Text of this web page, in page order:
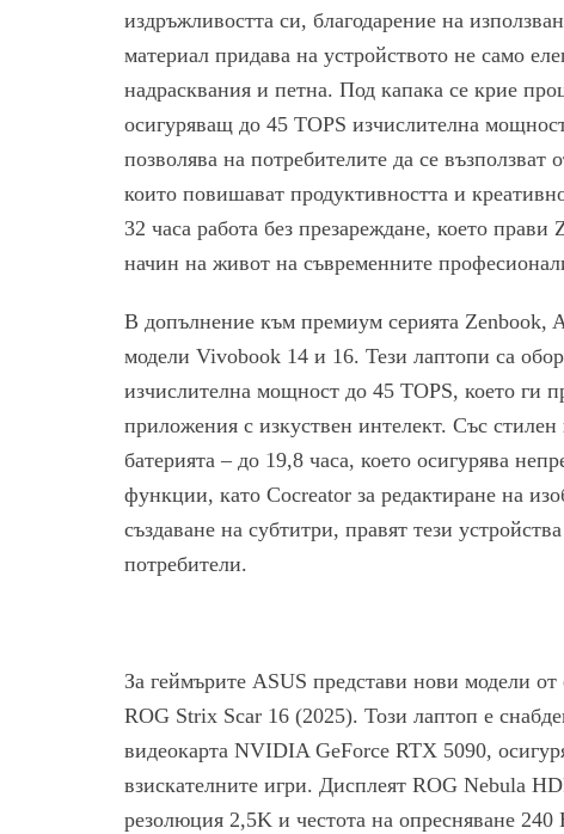
издръжливостта си, благодарение на
материал придава на устройството не само
надрасквания и петна. Под капака се крие
осигуряващ до 45 TOPS изчислителна
позволява на потребителите да се
които повишават продуктивността и
32 часа работа без презареждане, което
начин на живот на съвременните
В допълнение към премиум серията Zenbook,
модели Vivobook 14 и 16. Тези лаптопи са
изчислителна мощност до 45 TOPS, което ги
приложения с изкуствен интелект. Със
батерията – до 19,8 часа, което осигурява
функции, като Cocreator за редактиране на
създаване на субтитри, правят тези
потребители.
За геймърите ASUS представи нови модели
ROG Strix Scar 16 (2025). Този лаптоп е
видеокарта NVIDIA GeForce RTX 5090,
взискателните игри. Дисплеят ROG Nebula
резолюция 2,5K и честота на опресняване